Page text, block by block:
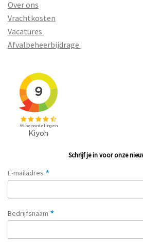
Over ons
Vrachtkosten
Vacatures
Afvalbeheerbijdrage
Schrijf je in voor onze
E-mailadres *
Bedrijfsnaam *